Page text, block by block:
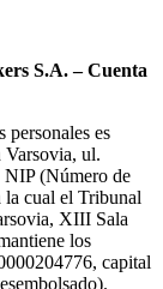
S.A. – Cuenta
personales es
ul.
(Número de
cual el Tribunal
XIII Sala
los
capital